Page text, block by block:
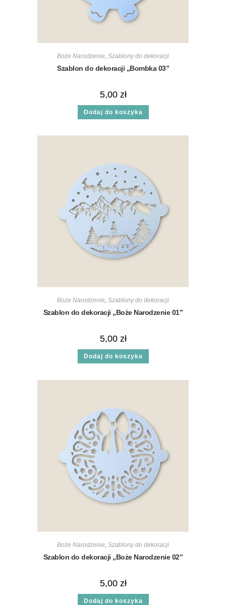
Boże Narodzenie, Szablony do dekoracji
Szablon do dekoracji „Bombka 03”
5,00 zł
Dodaj do koszyka
Boże Narodzenie, Szablony do dekoracji
Szablon do dekoracji „Boże Narodzenie 01”
5,00 zł
Dodaj do koszyka
Boże Narodzenie, Szablony do dekoracji
Szablon do dekoracji „Boże Narodzenie 02”
5,00 zł
Dodaj do koszyka